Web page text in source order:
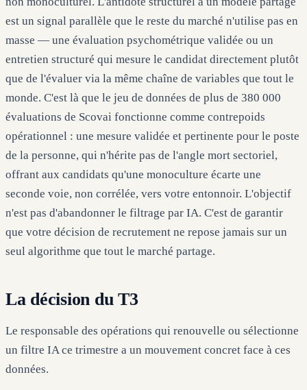
est un signal parallèle que le reste du marché n'utilise pas en
masse — une évaluation psychométrique validée ou un
entretien structuré qui mesure le candidat directement plutôt
que de l'évaluer via la même chaîne de variables que tout le
monde. C'est là que le jeu de données de plus de 380 000
évaluations de Scovai fonctionne comme contrepoids
opérationnel : une mesure validée et pertinente pour le poste
de la personne, qui n'hérite pas de l'angle mort sectoriel,
offrant aux candidats qu'une monoculture écarte une
seconde voie, non corrélée, vers votre entonnoir. L'objectif
n'est pas d'abandonner le filtrage par IA. C'est de garantir
que votre décision de recrutement ne repose jamais sur un
seul algorithme que tout le marché partage.
La décision du T3
Le responsable des opérations qui renouvelle ou sélectionne
un filtre IA ce trimestre a un mouvement concret face à ces
données.